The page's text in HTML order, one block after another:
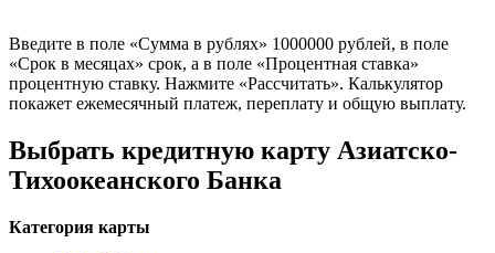
Введите в поле «Сумма в рублях» 1000000 рублей, в поле
«Срок в месяцах» срок, а в поле «Процентная ставка»
процентную ставку. Нажмите «Рассчитать». Калькулятор
покажет ежемесячный платеж, переплату и общую выплату.
Выбрать кредитную карту Азиатско-
Тихоокеанского Банка
Категория карты